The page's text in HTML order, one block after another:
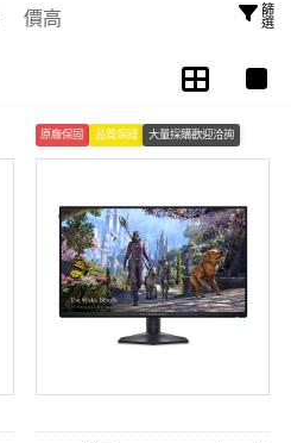
價高 篩選
原廠保固 品質保證 大量採購歡迎洽詢